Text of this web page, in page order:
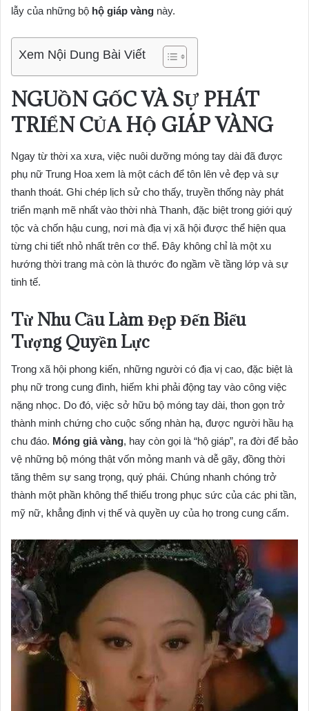
lẫy của những bộ hộ giáp vàng này.
Xem Nội Dung Bài Viết
NGUỒN GỐC VÀ SỰ PHÁT
TRIỂN CỦA HỘ GIÁP VÀNG
Ngay từ thời xa xưa, việc nuôi dưỡng móng tay dài đã được
phụ nữ Trung Hoa xem là một cách để tôn lên vẻ đẹp và sự
thanh thoát. Ghi chép lịch sử cho thấy, truyền thống này phát
triển mạnh mẽ nhất vào thời nhà Thanh, đặc biệt trong giới quý
tộc và chốn hậu cung, nơi mà địa vị xã hội được thể hiện qua
từng chi tiết nhỏ nhất trên cơ thể. Đây không chỉ là một xu
hướng thời trang mà còn là thước đo ngầm về tầng lớp và sự
tinh tế.
Từ Nhu Cầu Làm Đẹp Đến Biểu
Tượng Quyền Lực
Trong xã hội phong kiến, những người có địa vị cao, đặc biệt là
phụ nữ trong cung đình, hiếm khi phải động tay vào công việc
nặng nhọc. Do đó, việc sở hữu bộ móng tay dài, thon gọn trở
thành minh chứng cho cuộc sống nhàn hạ, được người hầu hạ
chu đáo. Móng giả vàng, hay còn gọi là “hộ giáp”, ra đời để bảo
vệ những bộ móng thật vốn mỏng manh và dễ gãy, đồng thời
tăng thêm sự sang trọng, quý phái. Chúng nhanh chóng trở
thành một phần không thể thiếu trong phục sức của các phi tần,
mỹ nữ, khẳng định vị thế và quyền uy của họ trong cung cấm.